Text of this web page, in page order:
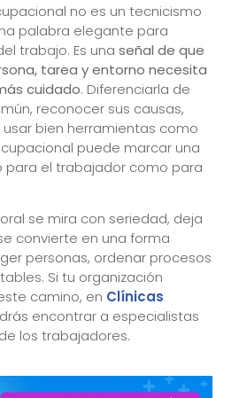
no es un tecnicismo
palabra elegante para
trabajo. Es una señal de que
tarea y entorno necesita
cuidado. Diferenciarla de
reconocer sus causas,
usar bien herramientas como
puede marcar una
para el trabajador como para
se mira con seriedad, deja
convierte en una forma
personas, ordenar procesos
Si tu organización
camino, en Clínicas
encontrar a especialistas
los trabajadores.